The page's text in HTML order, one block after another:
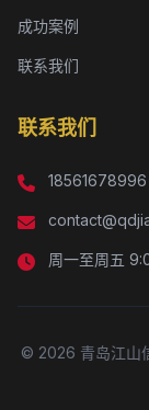
成功案例
联系我们
联系我们
18561678996
周一至周五
© 2026 青岛江山